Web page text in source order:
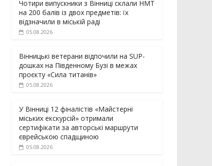
Чотири випускники з Вінниці склали НМТ
на 200 балів із двох предметів: їх
відзначили в міській раді
05.08.2026
Вінницькі ветерани відпочили на SUP-
дошках на Південному Бузі в межах
проєкту «Сила титанів»
05.08.2026
У Вінниці 12 фіналістів «Майстерні
міських екскурсій» отримали
сертифікати за авторські маршрути
єврейською спадщиною
05.08.2026